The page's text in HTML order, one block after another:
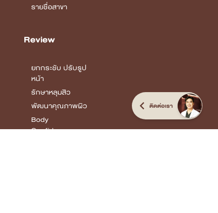
รายชื่อสาขา
Review
ยกกระชับ ปรับรูป
หน้า
รักษาหลุมสิว
พัฒนาคุณภาพผิว
Body
Confidence
ติดต่อเรา